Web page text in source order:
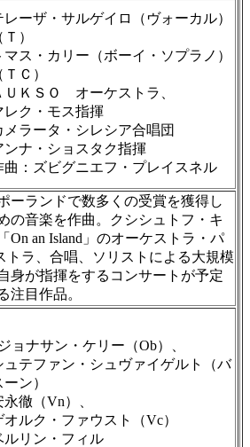
レーザ・サルゲイロ（ヴォーカル）
Ｔ）
マス・カリー（ボーイ・ソプラノ）
ＴＣ）
ＵＫＳＯ オーケストラ、
レク・モス指揮
メラータ・シレシア合唱団
ンナ・ショスタク指揮
曲：ズビグニエフ・プレイスネル
ーランドで数多くの受賞を獲得し
音楽を作曲。クシシュトフ・キ
an Island」のオーケストラ・パ
ラ、合唱、ソリストによる大規模
身が指揮をするコンサートが予定
目作品。
ョナサン・ケリー（Ob）、
ュテファン・シュヴァイゲルト（バ
ーン）
永徹（Vn）、
オルク・ファウスト（Vc）
ルリン・フィル